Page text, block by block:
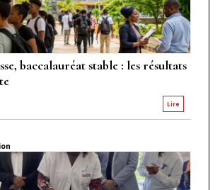
baccalauréat stable : les résultats
Lire